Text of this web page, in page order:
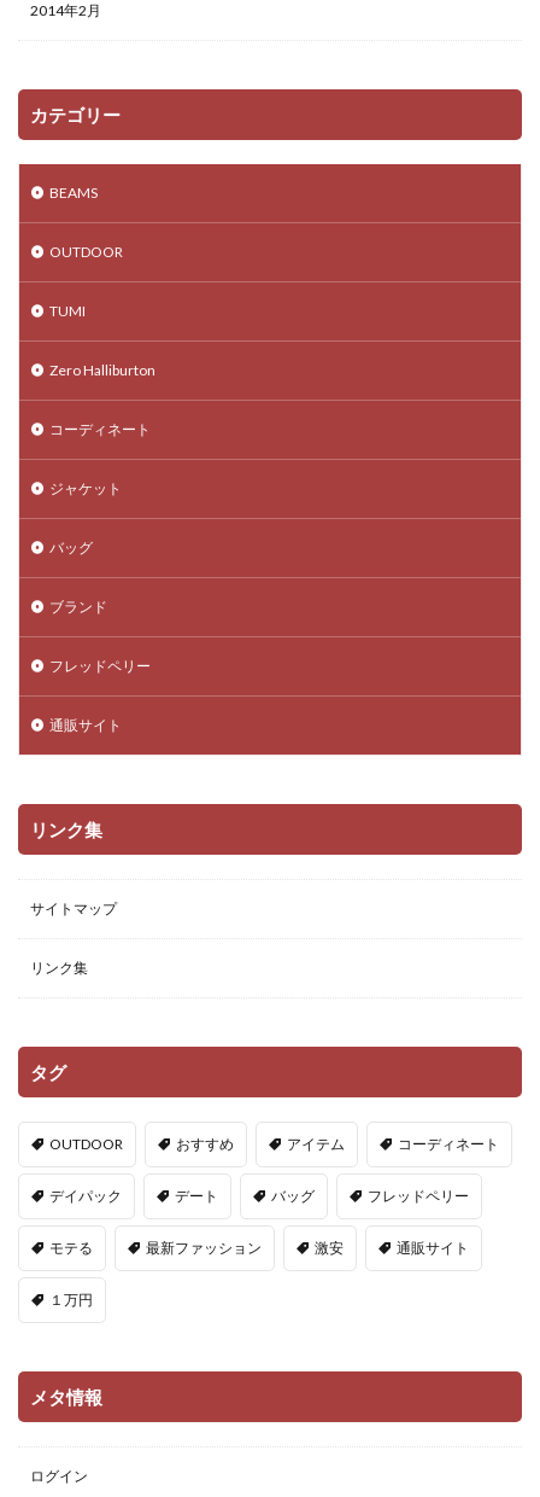
2014年2月
カテゴリー
BEAMS
OUTDOOR
TUMI
Zero Halliburton
コーディネート
ジャケット
バッグ
ブランド
フレッドペリー
通販サイト
リンク集
サイトマップ
リンク集
タグ
OUTDOOR おすすめ アイテム コーディネート
デイパック デート バッグ フレッドペリー
モテる 最新ファッション 激安 通販サイト
１万円
メタ情報
ログイン